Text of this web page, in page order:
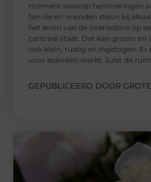
moment waarop herinneringen
familie en vrienden steun bij
het leven van de overledene op
centraal staat. Dat kan groots en
ook klein, rustig en ingetogen. Er
voor iedereen werkt. Juist de
GEPUBLICEERD DOOR